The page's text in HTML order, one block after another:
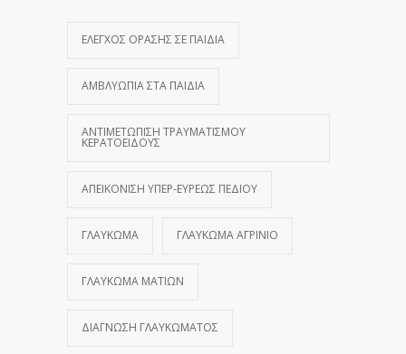
ΈΛΕΓΧΟΣ ΌΡΑΣΗΣ ΣΕ ΠΑΙΔΙΆ
ΑΜΒΛΥΩΠΊΑ ΣΤΑ ΠΑΙΔΙΆ
ΑΝΤΙΜΕΤΏΠΙΣΗ ΤΡΑΥΜΑΤΙΣΜΟΎ
ΚΕΡΑΤΟΕΙΔΟΎΣ
ΑΠΕΙΚΌΝΙΣΗ ΥΠΕΡ-ΕΥΡΈΩΣ ΠΕΔΊΟΥ
ΓΛΑΎΚΩΜΑ ΓΛΑΎΚΩΜΑ ΑΓΡΊΝΙΟ
ΓΛΑΎΚΩΜΑ ΜΑΤΙΏΝ
ΔΙΆΓΝΩΣΗ ΓΛΑΥΚΏΜΑΤΟΣ